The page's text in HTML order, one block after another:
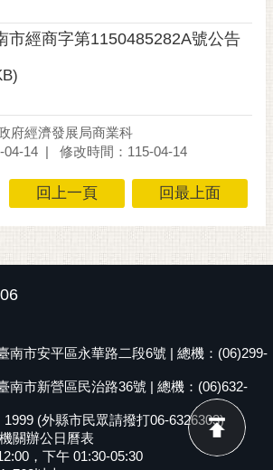
市經商字第1150485282A號公告
府經濟發展局商業科
04-14
修改時間：115-04-14
回上一頁 回最上面
南市安平區永華路二段6號 | 總機：(06)299-
南市新營區民治路36號 | 總機：(06)632-
(外縣市民眾請撥打06-6326303)
關辦公日曆表
，下午 01:30-05:30